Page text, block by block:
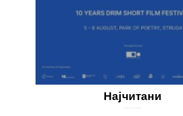
Најчитани